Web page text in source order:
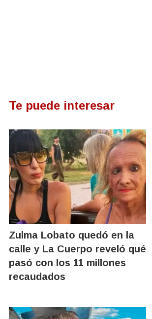
Te puede interesar
Zulma Lobato quedó en la
calle y La Cuerpo reveló qué
pasó con los 11 millones
recaudados